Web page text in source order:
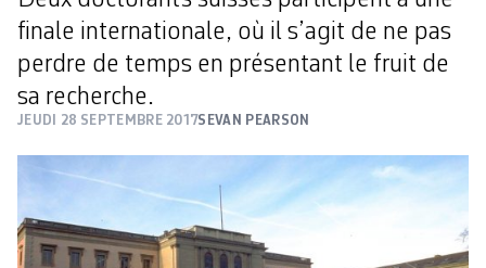
finale internationale, où il s’agit de ne pas
perdre de temps en présentant le fruit de
sa recherche.
JEUDI 28 SEPTEMBRE 2017SEVAN PEARSON